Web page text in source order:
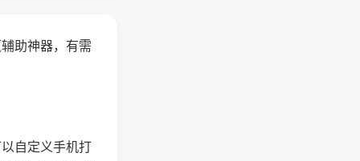
助神器，有需
自定义手机打